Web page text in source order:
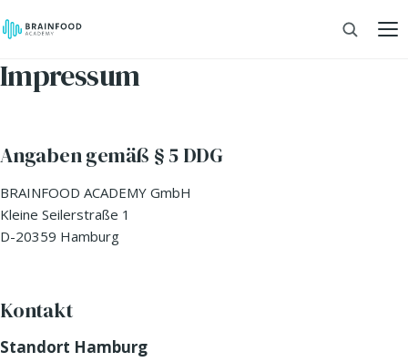
Impressum
Angaben gemäß § 5 DDG
BRAINFOOD ACADEMY GmbH
Kleine Seilerstraße 1
D-20359 Hamburg
Kontakt
Standort Hamburg